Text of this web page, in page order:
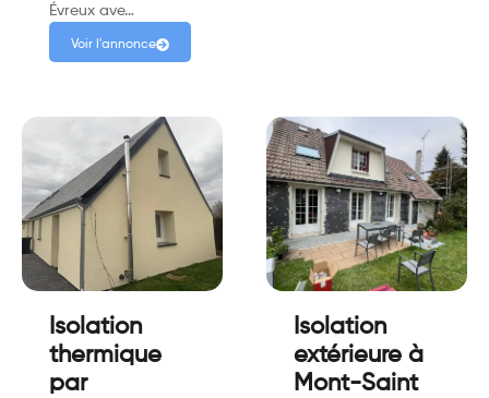
Évreux ave…
Voir l'annonce
Isolation
thermique
par
Isolation
extérieure à
Mont-Saint